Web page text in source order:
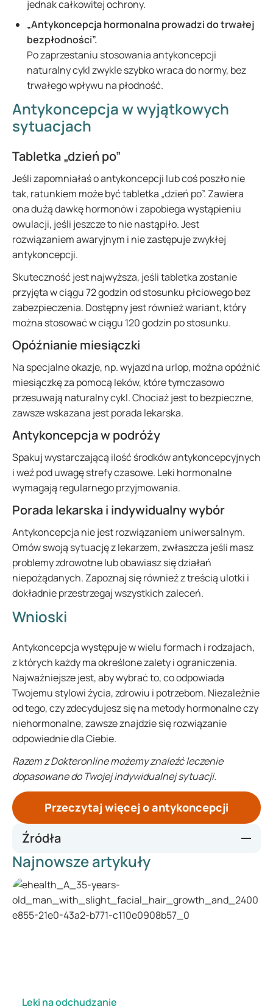
jednak całkowitej ochrony.
„Antykoncepcja hormonalna prowadzi do trwałej
bezpłodności”.
Po zaprzestaniu stosowania antykoncepcji
naturalny cykl zwykle szybko wraca do normy, bez
trwałego wpływu na płodność.
Antykoncepcja w wyjątkowych
sytuacjach
Tabletka „dzień po”
Jeśli zapomniałaś o antykoncepcji lub coś poszło nie
tak, ratunkiem może być tabletka „dzień po”. Zawiera
ona dużą dawkę hormonów i zapobiega wystąpieniu
owulacji, jeśli jeszcze to nie nastąpiło. Jest
rozwiązaniem awaryjnym i nie zastępuje zwykłej
antykoncepcji.
Skuteczność jest najwyższa, jeśli tabletka zostanie
przyjęta w ciągu 72 godzin od stosunku płciowego bez
zabezpieczenia. Dostępny jest również wariant, który
można stosować w ciągu 120 godzin po stosunku.
Opóźnianie miesiączki
Na specjalne okazje, np. wyjazd na urlop, można opóźnić
miesiączkę za pomocą leków, które tymczasowo
przesuwają naturalny cykl. Chociaż jest to bezpieczne,
zawsze wskazana jest porada lekarska.
Antykoncepcja w podróży
Spakuj wystarczającą ilość środków antykoncepcyjnych
i weź pod uwagę strefy czasowe. Leki hormonalne
wymagają regularnego przyjmowania.
Porada lekarska i indywidualny wybór
Antykoncepcja nie jest rozwiązaniem uniwersalnym.
Omów swoją sytuację z lekarzem, zwłaszcza jeśli masz
problemy zdrowotne lub obawiasz się działań
niepożądanych. Zapoznaj się również z treścią ulotki i
dokładnie przestrzegaj wszystkich zaleceń.
Wnioski
Antykoncepcja występuje w wielu formach i rodzajach,
z których każdy ma określone zalety i ograniczenia.
Najważniejsze jest, aby wybrać to, co odpowiada
Twojemu stylowi życia, zdrowiu i potrzebom. Niezależnie
od tego, czy zdecydujesz się na metody hormonalne czy
niehormonalne, zawsze znajdzie się rozwiązanie
odpowiednie dla Ciebie.
Razem z Dokteronline możemy znaleźć leczenie
dopasowane do Twojej indywidualnej sytuacji.
Przeczytaj więcej o antykoncepcji
Źródła
https://www.nhs.uk/contraception/methods-of-
contraception/
https://www.cbg-meb.nl/onderwerpen/medicijninformatie-
anticonceptie
Welke anticonceptiemethode is geschikt voor mij? -
Najnowsze artykuły
Leki na odchudzanie